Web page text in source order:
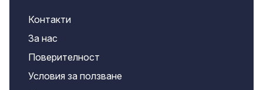
Контакти
За нас
Поверителност
Условия за ползване